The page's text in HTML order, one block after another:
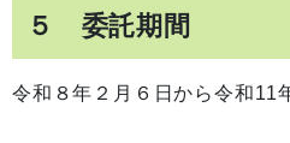
５ 委託期間
令和８年２月６日から令和11